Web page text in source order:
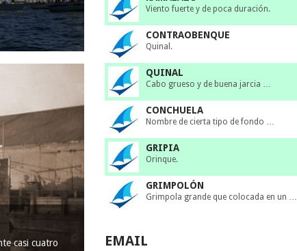
casi cuatro
Viento fuerte y de poca duración.
CONTRAOBENQUE
Quinal.
QUINAL
Cabo grueso y de buena jarcia …
CONCHUELA
Nombre de cierta tipo de fondo …
GRIPIA
Orinque.
GRIMPOLÓN
Grimpola grande que colocada en un …
EMAIL